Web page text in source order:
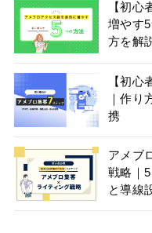
【初心
増やす
方を解
【初
｜作り
携
アメブ
戦略｜
と導線